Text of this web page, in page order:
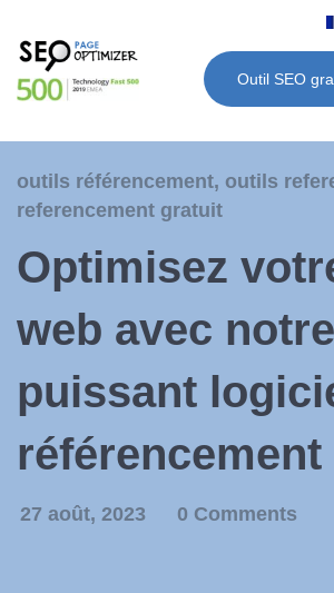
Outil SEO
outils référencement, outils
referencement gratuit
Optimisez
web avec notre
puissant
référencement
27 août, 2023 0 Comments